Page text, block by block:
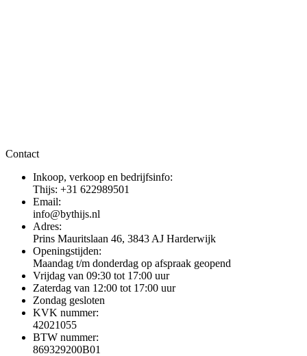
Contact
Inkoop, verkoop en bedrijfsinfo:
Thijs: +31 622989501
Email:
info@bythijs.nl
Adres:
Prins Mauritslaan 46, 3843 AJ Harderwijk
Openingstijden:
Maandag t/m donderdag op afspraak geopend
Vrijdag van 09:30 tot 17:00 uur
Zaterdag van 12:00 tot 17:00 uur
Zondag gesloten
KVK nummer:
42021055
BTW nummer:
869329200B01